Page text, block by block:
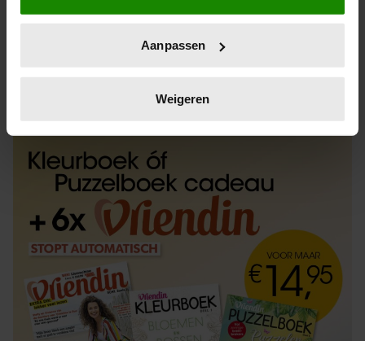
locatie, die tot een paar meter nauwkeurig kan zijn
scannen op specifieke eigenschappen (fingerprinting)
verwerkt en stel uw voorkeuren in het
intrekken in de Cookieverklaring.
We gebruiken cookies om content en advertenties te
personaliseren, om functies voor social media te bieden
en om ons websiteverkeer te analyseren. Ook delen we
informatie over uw gebruik van onze site met onze
partners voor social media, adverteren en analyse. Deze
partners kunnen deze gegevens combineren met andere
informatie die u aan ze heeft verstrekt of die ze hebben
verzameld op basis van uw gebruik van hun services. U
gaat akkoord met onze cookies als u onze website blijft
Aanpassen
Weigeren